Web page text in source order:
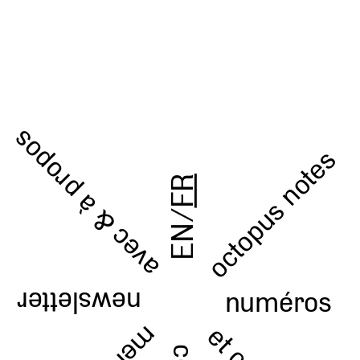
EN
/
FR octopus notes
numéros
newsletter
avec & à propos